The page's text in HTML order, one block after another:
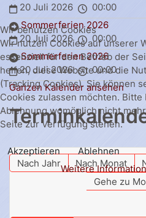
20 Juli 2026
00:00
Sommerferien 2026
20 Juli 2026
00:00
Sommerferien 2026
20 Juli 2026
00:00
Ganzen Kalender ansehen
Nach Jahr Nach Monat
Gehe zu
Wir benutzen Cookies
Wir nutzen Cookies auf unserer
essenziell für den Betrieb der
helfen, diese Website und die
(Tracking Cookies). Sie können
Cookies zulassen möchten.
Ablehnung womöglich nicht
Seite zur Verfügung stehen.
Akzeptieren
Ablehnen
Weitere